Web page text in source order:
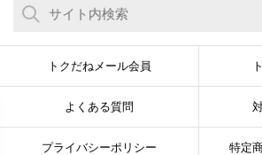
トクだねメール会員
よくある質問
プライバシーポリシー 特定